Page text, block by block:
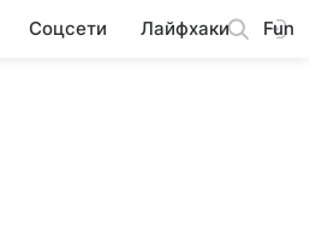
Соцсети Лайфхаки Fun